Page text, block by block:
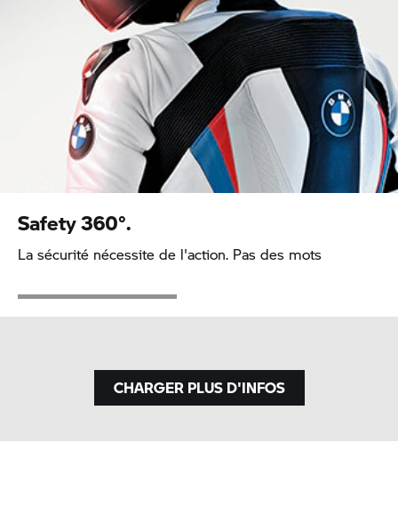
Safety 360°.
La sécurité nécessite de l'action. Pas des mots
CHARGER PLUS D'INFOS